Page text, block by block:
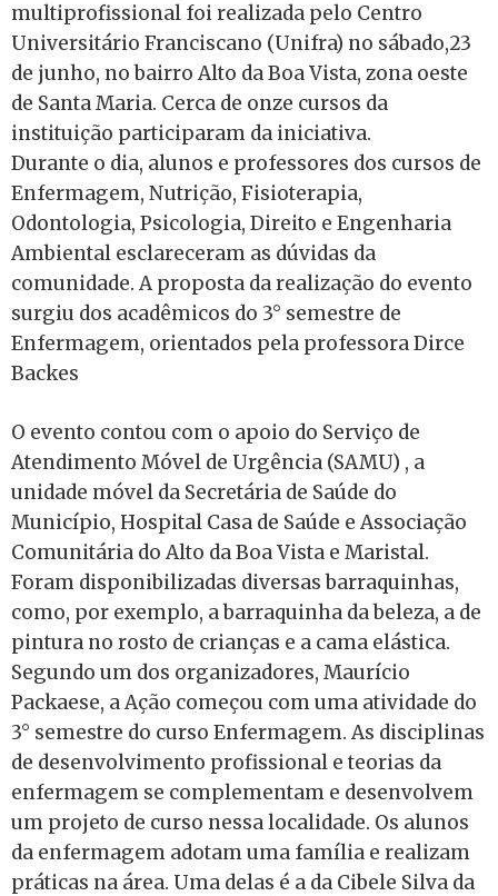
multiprofissional foi realizada pelo Centro
Universitário Franciscano (Unifra) no sábado,23
de junho, no bairro Alto da Boa Vista, zona oeste
de Santa Maria. Cerca de onze cursos da
instituição participaram da iniciativa.
Durante o dia, alunos e professores dos cursos de
Enfermagem, Nutrição, Fisioterapia,
Odontologia, Psicologia, Direito e Engenharia
Ambiental esclareceram as dúvidas da
comunidade. A proposta da realização do evento
surgiu dos acadêmicos do 3° semestre de
Enfermagem, orientados pela professora Dirce
Backes
O evento contou com o apoio do Serviço de
Atendimento Móvel de Urgência (SAMU) , a
unidade móvel da Secretária de Saúde do
Município, Hospital Casa de Saúde e Associação
Comunitária do Alto da Boa Vista e Maristal.
Foram disponibilizadas diversas barraquinhas,
como, por exemplo, a barraquinha da beleza, a de
pintura no rosto de crianças e a cama elástica.
Segundo um dos organizadores, Maurício
Packaese, a Ação começou com uma atividade do
3° semestre do curso Enfermagem. As disciplinas
de desenvolvimento profissional e teorias da
enfermagem se complementam e desenvolvem
um projeto de curso nessa localidade. Os alunos
da enfermagem adotam uma família e realizam
práticas na área. Uma delas é a da Cibele Silva da